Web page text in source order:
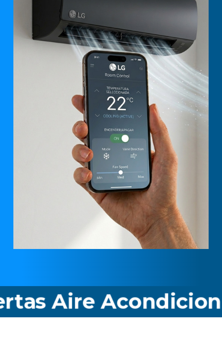
Acondicionado